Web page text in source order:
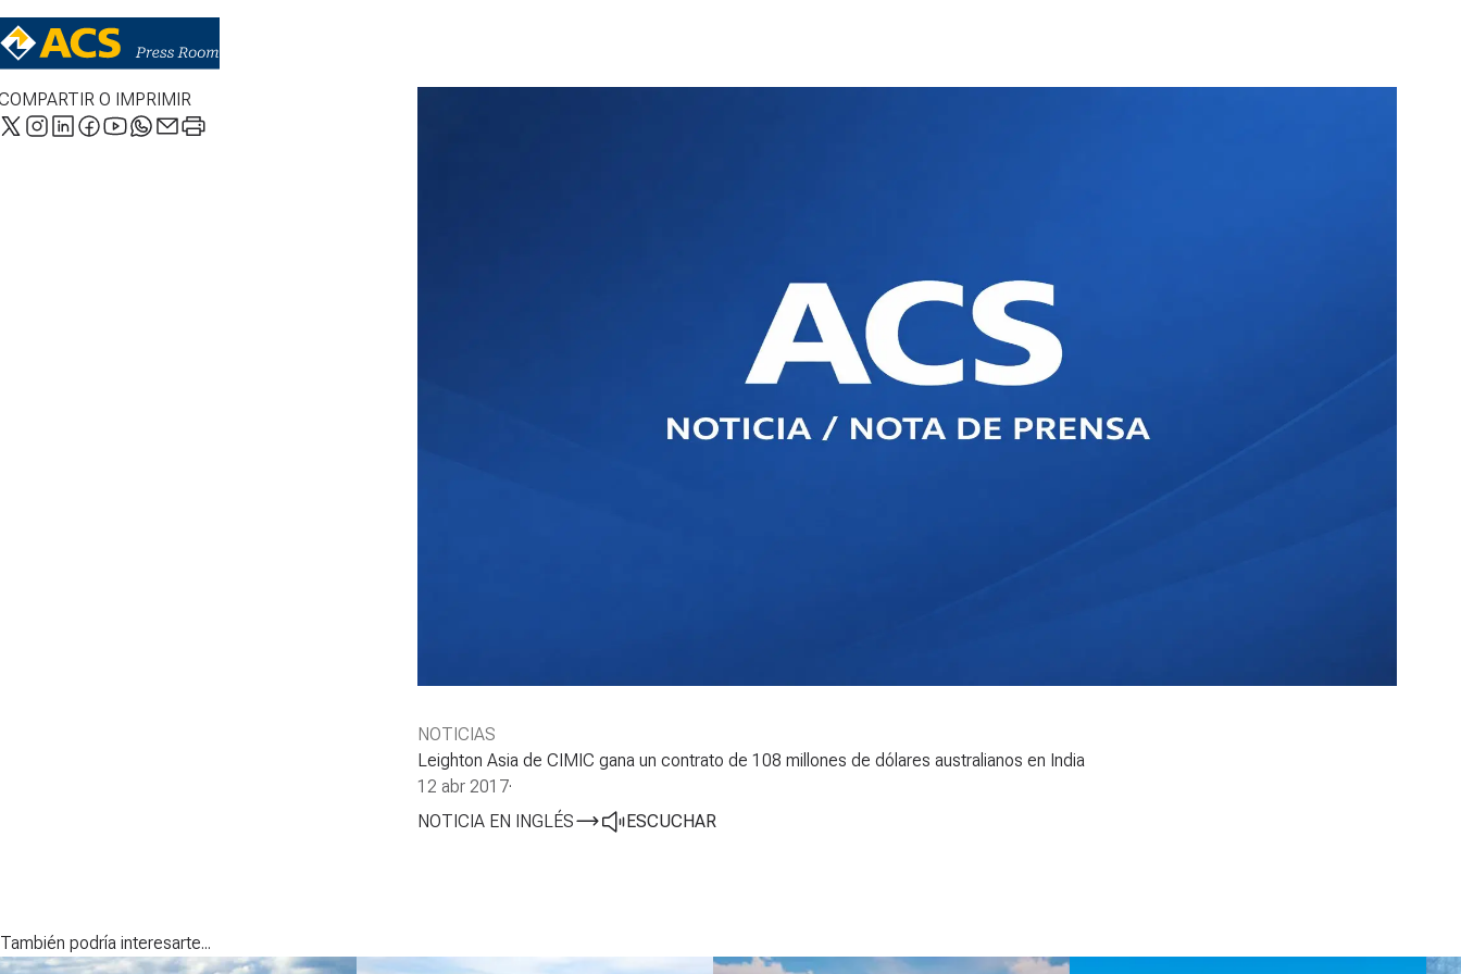
O IMPRIMIR
NOTICIAS
Leighton Asia de CIMIC gana un contrato de 108 millones de dólares australianos en India
12 abr 2017·
NOTICIA EN INGLÉS
ESCUCHAR
También podría interesarte...